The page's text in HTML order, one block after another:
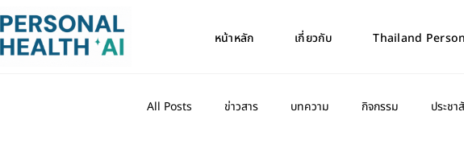
หน้าหลัก เกี่ยวกับ Thailand
All Posts ข่าวสาร บทความ กิจกรรม ประช